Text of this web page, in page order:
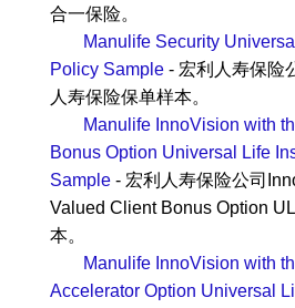
合一保险。
Manulife Security
Policy Sample - 宏利人寿保险
人寿保险保单样本。
Manulife InnoVision with
Bonus Option Universal Life
Sample - 宏利人寿保险公司
Valued Client Bonus Option
本。
Manulife InnoVision with
Accelerator Option Universal